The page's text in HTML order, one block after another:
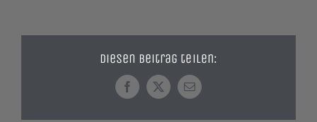
Diesen Beitrag teilen:
Facebook
X
E-
Mail